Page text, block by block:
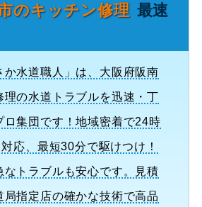
のキッチン修理 最速
か水道職人」は、大阪府阪南
理の水道トラブルを迅速・丁
ロ集団です！地域密着で24時
応、最短30分で駆けつけ！
なトラブルも安心です。見積
局指定店の確かな技術で高品